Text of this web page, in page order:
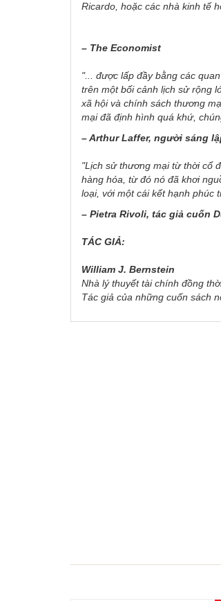
Ricardo, hoặc các nhà kinh tế
– The Economist
"... được lấp đầy bằng các
trên một bối cảnh lịch sử rộng
xã hội và chính sách thương
mại đã định hình quá khứ,
– Arthur Laffer, người sáng
"Lịch sử thương mại từ thời cổ
hàng hóa, từ đó nó đã khơi
loại, với một cái kết hạnh phúc
– Pietra Rivoli, tác giả cuốn
TÁC GIẢ:
William J. Bernstein
Nhà lý thuyết tài chính đồng
Tác giả của những cuốn sách